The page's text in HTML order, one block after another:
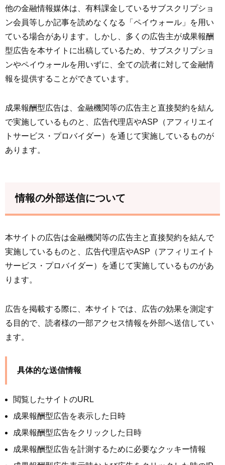
他の金融情報媒体は、有料課金しているサブスクリプショ
ン会員等しか記事を読めなくなる「ペイウォール」を用い
ている場合があります。しかし、多くの広告主が成果報酬
型広告を本サイトに出稿しているため、サブスクリプショ
ンやペイウォールを用いずに、全ての読者に対して金融情
報を提供することができています。
成果報酬型広告は、金融機関等の広告主と直接契約を結ん
で実施しているものと、広告代理店やASP（アフィリエイ
トサービス・プロバイダー）を通じて実施しているものが
あります。
情報の外部送信について
本サイトの広告は金融機関等の広告主と直接契約を結んで
実施しているものと、広告代理店やASP（アフィリエイト
サービス・プロバイダー）を通じて実施しているものがあ
ります。
広告を掲載する際に、本サイトでは、広告の効果を測定す
る目的で、読者様の一部アクセス情報を外部へ送信してい
ます。
具体的な送信情報
閲覧したサイトのURL
成果報酬型広告を表示した日時
成果報酬型広告をクリックした日時
成果報酬型広告を計測するために必要なクッキー情報